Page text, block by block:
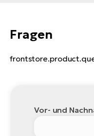
Fragen
Vor- und